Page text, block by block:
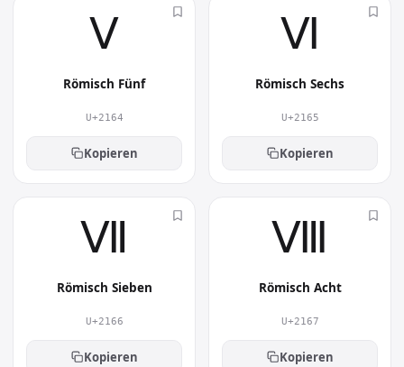
Ⅴ︎
Römisch Fünf
U+2164
Kopieren
Ⅵ︎
Römisch Sechs
U+2165
Kopieren
Ⅶ︎
Römisch Sieben
U+2166
Kopieren
Ⅷ︎
Römisch Acht
U+2167
Kopieren